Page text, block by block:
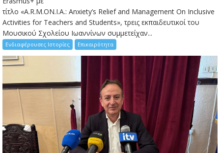
τίτλο «A.R.M.ON.I.A.: Anxiety’s Relief and Management On Inclusive
Activities for Teachers and Students», τρεις εκπαιδευτικοί του
Μουσικού Σχολείου Ιωαννίνων συμμετείχαν...
Ενδιαφέρουσες Ιστορίες Επικαιρότητα